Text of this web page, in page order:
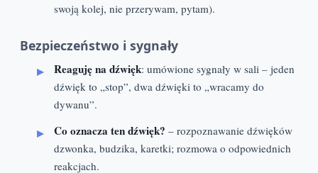
swoją kolej, nie przerywam, pytam).
Bezpieczeństwo i sygnały
Reaguję na dźwięk: umówione sygnały w sali – jeden
dźwięk to „stop”, dwa dźwięki to „wracamy do
dywanu”.
Co oznacza ten dźwięk? – rozpoznawanie dźwięków
dzwonka, budzika, karetki; rozmowa o odpowiednich
reakcjach.